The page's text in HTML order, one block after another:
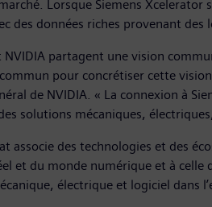
Lorsque Siemens
des données riches provenant
NVIDIA partagent une vision
pour concrétiser cette
de NVIDIA. « La connexion à
solutions mécaniques,
associe des technologies et des
et du monde numérique et à celle
électrique et logiciel dans